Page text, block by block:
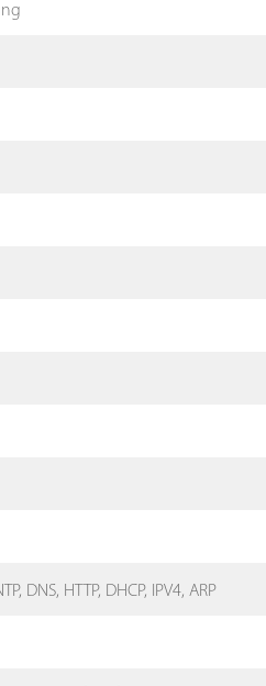
DNS, HTTP, DHCP, IPV4, ARP